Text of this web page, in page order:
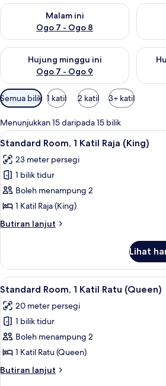
Malam ini
Ogo 7 - Ogo 8
Semak ketersediaan untuk malam ini
Hujung minggu ini
Ogo 7 - Ogo 9
Semak ketersediaan untuk hujung
Penapis
yang
tersedia
untuk
bilik
Semua bilik 1 katil 2 katil 3+ katil
Menunjukkan 15 daripada 15 bilik
Lihat
semua
foto
untuk
Standard
Room,
1
Katil
(King)
5
Standard Room, 1 Katil Raja (King)
23 meter persegi
1 bilik tidur
Boleh menampung 2
1 Katil Raja (King)
Butiran lanjut
Butiran
Room,
Katil
(King)
Lihat
Lihat
semua
foto
untuk
Standard
Room,
1
Katil
7
Standard Room, 1 Katil Ratu (Queen)
20 meter persegi
1 bilik tidur
Boleh menampung 2
1 Katil Ratu (Queen)
Butiran lanjut
Butiran